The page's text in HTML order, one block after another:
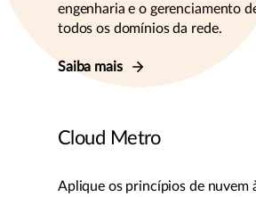
engenharia e o gerenciamento
todos os domínios da rede.
Saiba mais
Cloud Metro
Aplique os princípios de nuvem